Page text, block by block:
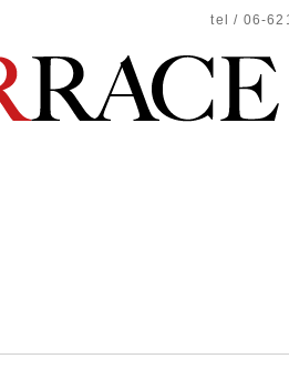
tel / 06-